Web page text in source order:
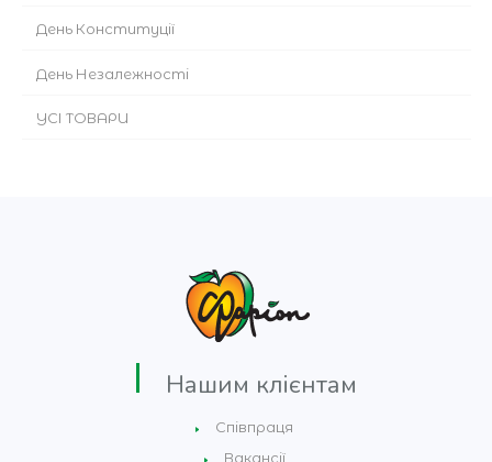
День Конституції
День Незалежності
УСІ ТОВАРИ
Нашим клієнтам
Співпраця
Вакансії